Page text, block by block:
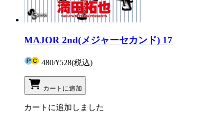
MAJOR 2nd(メジャーセカンド) 17
480/¥528(税込)
カートに追加
カートに追加しました